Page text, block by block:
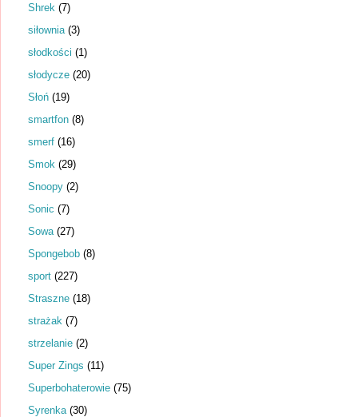
Shrek (7)
siłownia (3)
słodkości (1)
słodycze (20)
Słoń (19)
smartfon (8)
smerf (16)
Smok (29)
Snoopy (2)
Sonic (7)
Sowa (27)
Spongebob (8)
sport (227)
Straszne (18)
strażak (7)
strzelanie (2)
Super Zings (11)
Superbohaterowie (75)
Syrenka (30)